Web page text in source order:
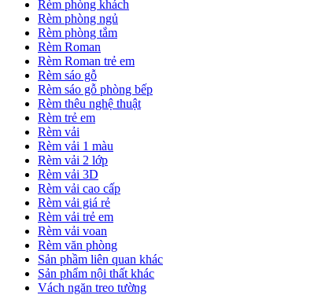
Rèm phòng khách
Rèm phòng ngủ
Rèm phòng tắm
Rèm Roman
Rèm Roman trẻ em
Rèm sáo gỗ
Rèm sáo gỗ phòng bếp
Rèm thêu nghệ thuật
Rèm trẻ em
Rèm vải
Rèm vải 1 màu
Rèm vải 2 lớp
Rèm vải 3D
Rèm vải cao cấp
Rèm vải giá rẻ
Rèm vải trẻ em
Rèm vải voan
Rèm văn phòng
Sản phầm liên quan khác
Sản phẩm nội thất khác
Vách ngăn treo tường